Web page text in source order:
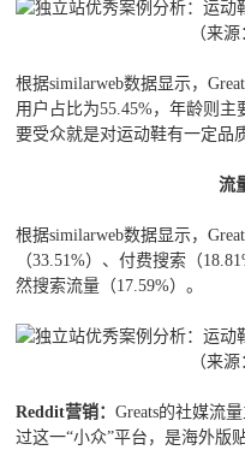
（来
根据similarweb数据显示，
用户占比为55.45%，年龄则
要受众就是对运动鞋有一定品
流
根据similarweb数据显示，
（33.51%）、付费搜索（
然搜索流量（17.59%）。
（来
Reddit营销：Greats的社媒流
过这一“小众”平台，是海外版